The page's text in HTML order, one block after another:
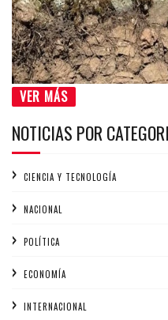
VER MÁS
NOTICIAS POR
CIENCIA Y TECNOLOGÍA
NACIONAL
POLÍTICA
ECONOMÍA
INTERNACIONAL